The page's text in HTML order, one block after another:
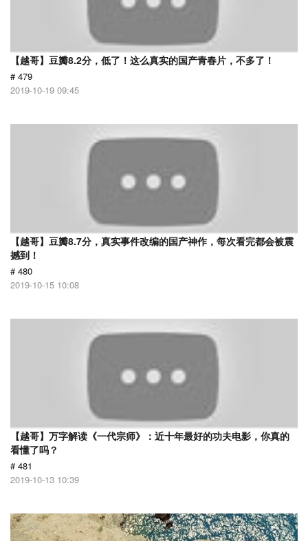
【越哥】豆瓣8.2分，低了！这么真实的国产青春片，不多了！
# 479
2019-10-19 09:45
【越哥】豆瓣8.7分，真实事件改编的国产神作，每次看完都会被震
撼到！
# 480
2019-10-15 10:08
【越哥】万字解读《一代宗师》：近十年最好的功夫电影，你真的
看懂了吗？
# 481
2019-10-13 10:39